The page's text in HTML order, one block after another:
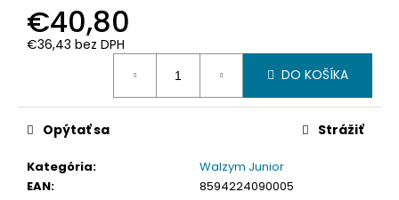
€40,80
€36,43 bez DPH
DO KOŠÍKA
Kategória:
Walzym Junior
EAN: 8594224090005
Opýtať sa Strážiť
ú
č
e